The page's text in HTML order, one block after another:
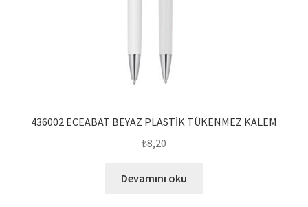
436002 ECEABAT BEYAZ PLASTİK TÜKENMEZ KALEM
₺8,20
Devamını oku